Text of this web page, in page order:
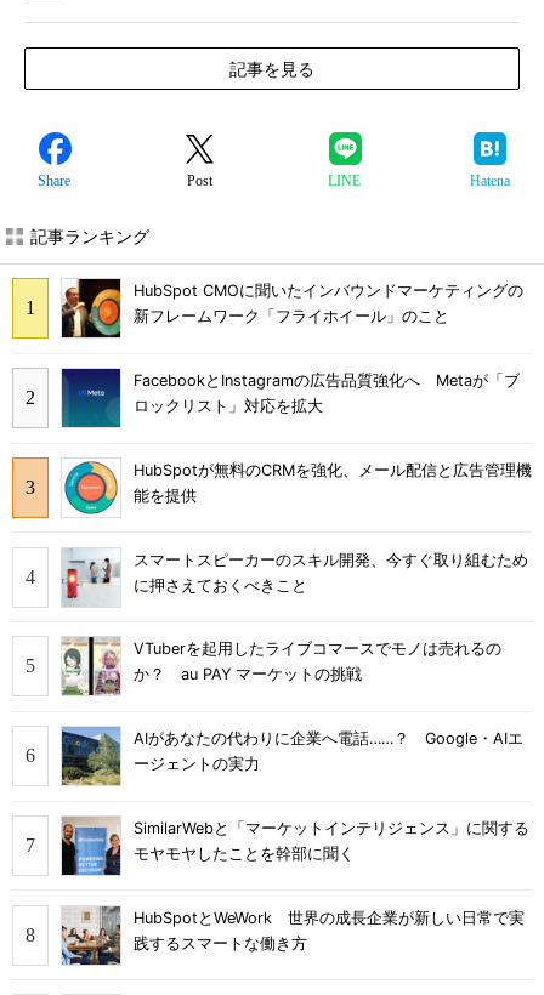
記事を見る
Share Post LINE Hatena
記事ランキング
HubSpot CMOに聞いたインバウンドマーケティングの
新フレームワーク「フライホイール」のこと
FacebookとInstagramの広告品質強化へ Metaが「ブ
ロックリスト」対応を拡大
HubSpotが無料のCRMを強化、メール配信と広告管理機
能を提供
スマートスピーカーのスキル開発、今すぐ取り組むため
に押さえておくべきこと
VTuberを起用したライブコマースでモノは売れるの
か？ au PAY マーケットの挑戦
AIがあなたの代わりに企業へ電話……？ Google・AIエ
ージェントの実力
SimilarWebと「マーケットインテリジェンス」に関する
モヤモヤしたことを幹部に聞く
HubSpotとWeWork 世界の成長企業が新しい日常で実
践するスマートな働き方